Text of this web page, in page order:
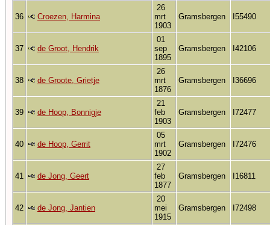
36 Croezen, Harmina
26
mrt
1903
Gramsbergen I55490
37 de Groot, Hendrik
01
sep
1895
Gramsbergen I42106
38 de Groote, Grietje
26
mrt
1876
Gramsbergen I36696
39 de Hoop, Bonnigje
21
feb
1903
Gramsbergen I72477
40 de Hoop, Gerrit
05
mrt
1902
Gramsbergen I72476
41 de Jong, Geert
27
feb
1877
Gramsbergen I16811
42 de Jong, Jantien
20
mei
1915
Gramsbergen I72498